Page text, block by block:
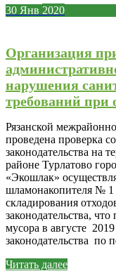
30 Янв 2020
Организация
нарушения
требований при
Рязанской
проведена проверка
законодательства на
районе Турлатово
«Экошлак»
шламонакопителя № 1
складирования
законодательства,
мусора в августе
законодательства
Читать далее